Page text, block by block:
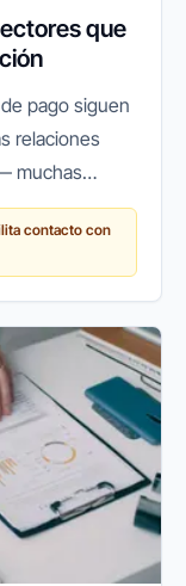
que
pago siguen
relaciones
muchas
que
contacto con